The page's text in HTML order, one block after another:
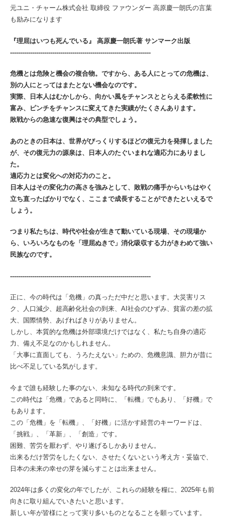
元ユニ・チャーム株式会社 取締役 ファウンダー 高原慶一朗氏の言葉
も励みになります
『理屈はいつも死んでいる』 高原慶一朗氏著 サンマーク出版
----------------------------------------------------------------------
危機とは危険と機会の複合物。ですから、ある人にとっての危機は、
別の人にとってはまたとない機会なのです。
実際、日本人はむかしから、向かい風をチャンスととらえる柔軟性に
富み、ピンチをチャンスに変えてきた実績がたくさんあります。
敗戦からの急速な復興はその典型でしょう。
あのときの日本は、世界がびっくりするほどの復元力を発揮しました
が、その復元力の源泉は、
日本人のたぐいまれな適応力にありまし
た。
適応力とは変化への対応力のこと。
日本人はその変化力の高さを強みとして、敗戦の痛手からいちはやく
立ち直ったばかりでなく、 ここまで成長することができたといえるで
しょう。
つまり私たちは、時代や社会が生きて動いている現場、その現場か
ら、いろいろなものを 「理屈ぬきで」消化吸収する力がきわめて強い
民族なのです。
----------------------------------------------------------------------
正に、今の時代は「危機」の真っただ中だと思います。大災害リス
ク、人口減少、超高齢化社会の到来、AI社会のひずみ、貧富の差の拡
大、国際情勢、あげればきりがありません。
しかし、本質的な危機は外部環境だけではなく、私たち自身の適応
力、備え不足なのかもしれません。
「大事に直面しても、うろたえない」ための、危機意識、胆力が昔に
比べ不足している気がします。
今まで誰も経験した事のない、未知なる時代の到来です。
この時代は「危機」であると同時に、「転機」でもあり、「好機」で
もあります。
この「危機」を「転機」、「好機」に活かす経営のキーワードは、
「挑戦」、「革新」、「創造」です。
困難、苦労を厭わず、やり遂げるしかありません。
出来るだけ苦労をしたくない、させたくないという考え方・妥協で、
日本の未来の幸せの芽を減らすことは出来ません。
2024年は多くの変化の年でしたが、これらの経験を糧に、2025年も前
向きに取り組んでいきたいと思います。
新しい年が皆様にとって実り多いものとなることを願っています。